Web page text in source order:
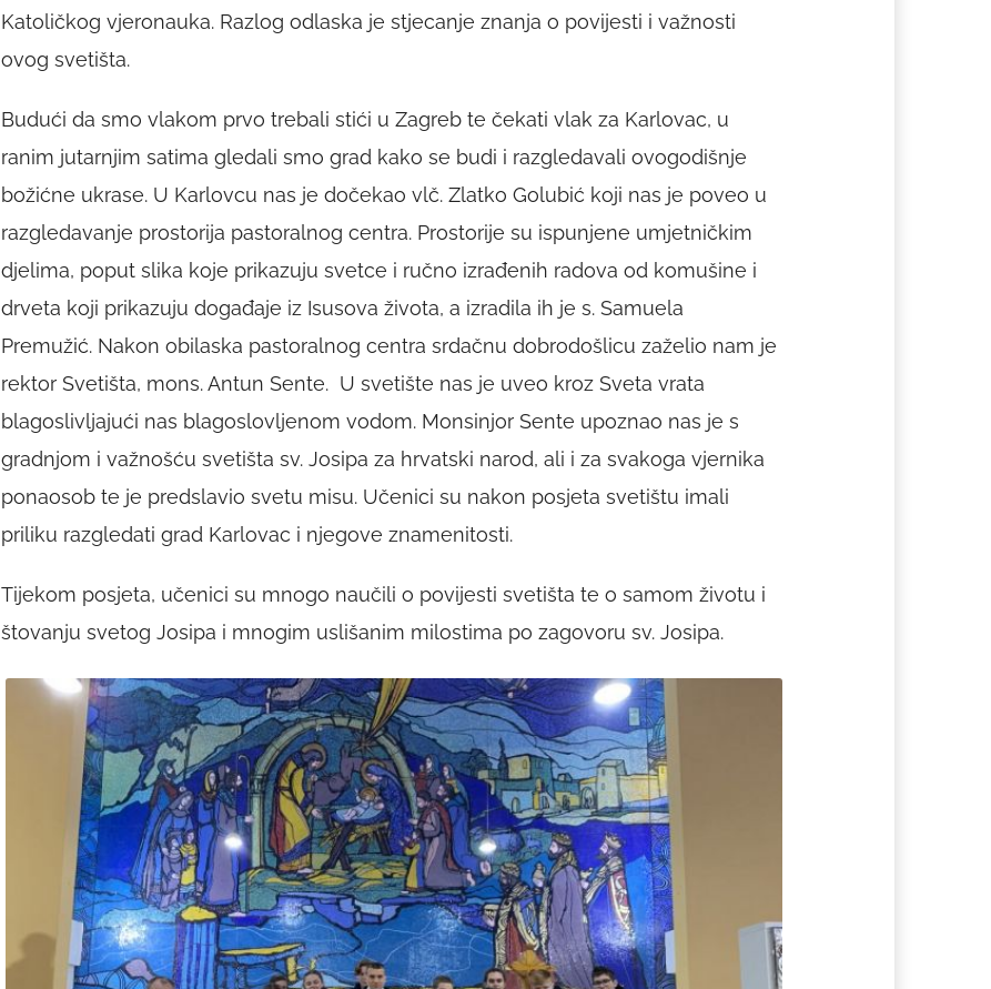
Katoličkog vjeronauka. Razlog odlaska je stjecanje znanja o povijesti i važnosti
ovog svetišta.
Budući da smo vlakom prvo trebali stići u Zagreb te čekati vlak za Karlovac, u
ranim jutarnjim satima gledali smo grad kako se budi i razgledavali ovogodišnje
božićne ukrase. U Karlovcu nas je dočekao vlč. Zlatko Golubić koji nas je poveo u
razgledavanje prostorija pastoralnog centra. Prostorije su ispunjene umjetničkim
djelima, poput slika koje prikazuju svetce i ručno izrađenih radova od komušine i
drveta koji prikazuju događaje iz Isusova života, a izradila ih je s. Samuela
Premužić. Nakon obilaska pastoralnog centra srdačnu dobrodošlicu zaželio nam je
rektor Svetišta, mons. Antun Sente. U svetište nas je uveo kroz Sveta vrata
blagoslivljajući nas blagoslovljenom vodom. Monsinjor Sente upoznao nas je s
gradnjom i važnošću svetišta sv. Josipa za hrvatski narod, ali i za svakoga vjernika
ponaosob te je predslavio svetu misu. Učenici su nakon posjeta svetištu imali
priliku razgledati grad Karlovac i njegove znamenitosti.
Tijekom posjeta, učenici su mnogo naučili o povijesti svetišta te o samom životu i
štovanju svetog Josipa i mnogim uslišanim milostima po zagovoru sv. Josipa.